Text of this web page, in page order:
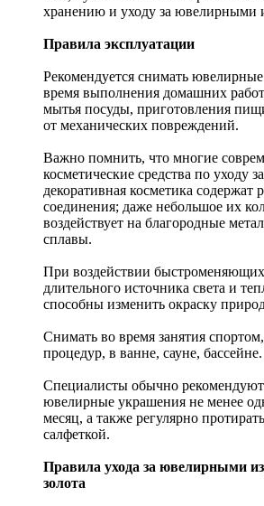
хранению и уходу за ювелирными
Правила эксплуатации
Рекомендуется снимать
время выполнения домашних
мытья посуды, приготовления
от механических повреждений.
Важно помнить, что многие
косметические средства по уходу
декоративная косметика содержат
соединения; даже небольшое их
воздействует на благородные
сплавы.
При воздействии
длительного источника света и
способны изменить окраску
Снимать во время занятия
процедур, в ванне, сауне, бассейне.
Специалисты обычно рекомендуют
ювелирные украшения не менее
месяц, а также регулярно
салфеткой.
Правила ухода за ювелирными
золота